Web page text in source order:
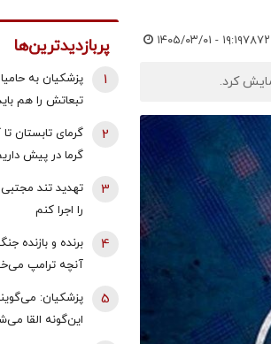
۱۴۰۵/۰۳/۰۱ - ۱۹:۱۹
کرد.
پربازدیدترین‌ها
پزشکیان به
تبعاتش را هم
1
گرما در پیش
2
تهدید تند
را اجرا کنم
3
برنده و بازنده
آنچه ترامپ
4
پزشکیان:
این‌گونه القا
5